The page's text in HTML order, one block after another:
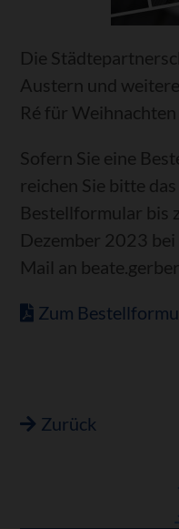
Die
Austern und
Ré für
Sofern Sie eine
reichen Sie bitte
Bestellformular bis
Dezember 2023 bei
Mail an
Zum
Zurück